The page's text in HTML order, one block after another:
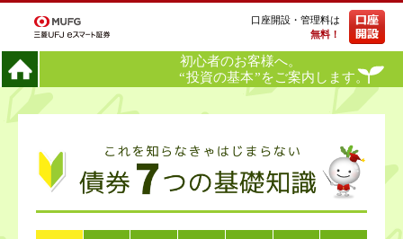
口座開設・管理料は
無料！